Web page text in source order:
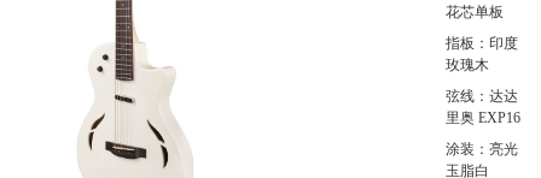
花芯单板
指板：印度
玫瑰木
弦线：达达
里奥 EXP16
涂装：亮光
玉脂白